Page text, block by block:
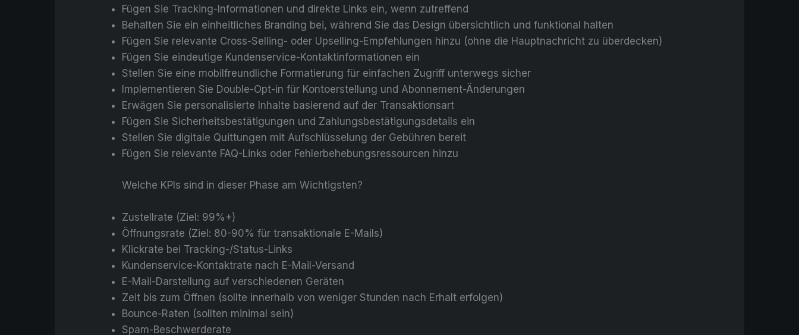
Fügen Sie Tracking-Informationen und direkte Links ein, wenn zutreffend
Behalten Sie ein einheitliches Branding bei, während Sie das Design übersichtlich und funktional halten
Fügen Sie relevante Cross-Selling- oder Upselling-Empfehlungen hinzu (ohne die Hauptnachricht zu überdecken)
Fügen Sie eindeutige Kundenservice-Kontaktinformationen ein
Stellen Sie eine mobilfreundliche Formatierung für einfachen Zugriff unterwegs sicher
Implementieren Sie Double-Opt-in für Kontoerstellung und Abonnement-Änderungen
Erwägen Sie personalisierte Inhalte basierend auf der Transaktionsart
Fügen Sie Sicherheitsbestätigungen und Zahlungsbestätigungsdetails ein
Stellen Sie digitale Quittungen mit Aufschlüsselung der Gebühren bereit
Fügen Sie relevante FAQ-Links oder Fehlerbehebungsressourcen hinzu
Welche KPIs sind in dieser Phase am Wichtigsten?
Zustellrate (Ziel: 99%+)
Öffnungsrate (Ziel: 80-90% für transaktionale E-Mails)
Klickrate bei Tracking-/Status-Links
Kundenservice-Kontaktrate nach E-Mail-Versand
E-Mail-Darstellung auf verschiedenen Geräten
Zeit bis zum Öffnen (sollte innerhalb von weniger Stunden nach Erhalt erfolgen)
Bounce-Raten (sollten minimal sein)
Spam-Beschwerderate